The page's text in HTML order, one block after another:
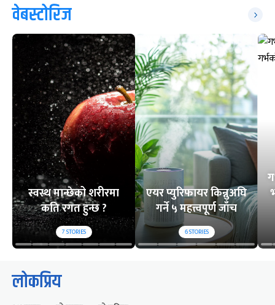
वेबस्टोरिज
स्वस्थ मान्छेको शरीरमा
कति रगत हुन्छ ?
7STORIES
एयर प्युरिफायर किन्नुअघि
गर्ने ५ महत्त्वपूर्ण जाँच
6STORIES
लोकप्रिय